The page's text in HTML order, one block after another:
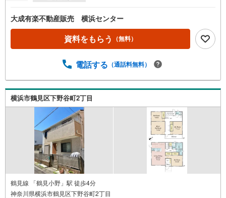
大成有楽不動産販売 横浜センター
資料をもらう （無料）
電話する （通話料無料）
横浜市鶴見区下野谷町2丁目
鶴見線 「鶴見小野」駅 徒歩4分
神奈川県横浜市鶴見区下野谷町2丁目